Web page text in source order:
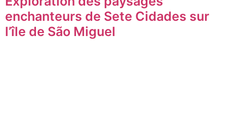
enchanteurs de Sete Cidades sur
l’île de São Miguel